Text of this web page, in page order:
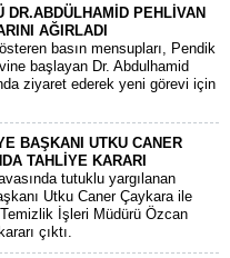
DR.ABDÜLHAMİD PEHLİVAN
AĞIRLADI
basın mensupları, Pendik
başlayan Dr. Abdulhamid
ziyaret ederek yeni görevi için
BAŞKANI UTKU CANER
TAHLİYE KARARI
tutuklu yargılanan
Utku Caner Çaykara ile
İşleri Müdürü Özcan
çıktı.